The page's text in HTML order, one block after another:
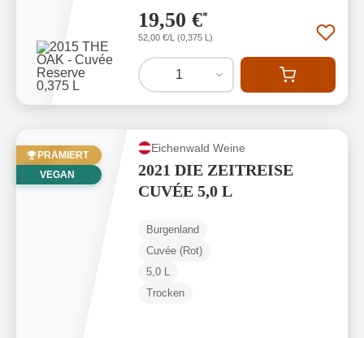
19,50 €*
52,00 €/L (0,375 L)
1
PRÄMIERT
VEGAN
Eichenwald Weine
2021 DIE ZEITREISE
CUVÉE 5,0 L
Burgenland
Cuvée (Rot)
5,0 L
Trocken